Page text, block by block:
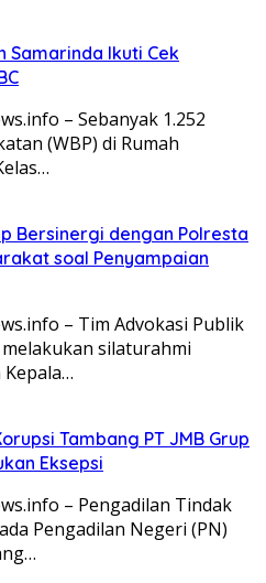
Samarinda Ikuti Cek
– Sebanyak 1.252
(WBP) di Rumah
Bersinergi dengan Polresta
soal Penyampaian
– Tim Advokasi Publik
silaturahmi
Tambang PT JMB Grup
Eksepsi
– Pengadilan Tindak
Pengadilan Negeri (PN)